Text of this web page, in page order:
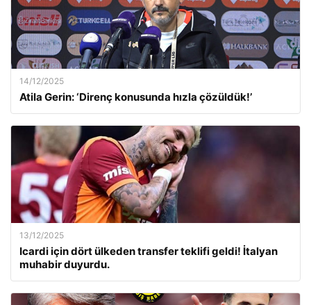
14/12/2025
Atila Gerin: ‘Direnç konusunda hızla çözüldük!’
13/12/2025
Icardi için dört ülkeden transfer teklifi geldi! İtalyan
muhabir duyurdu.